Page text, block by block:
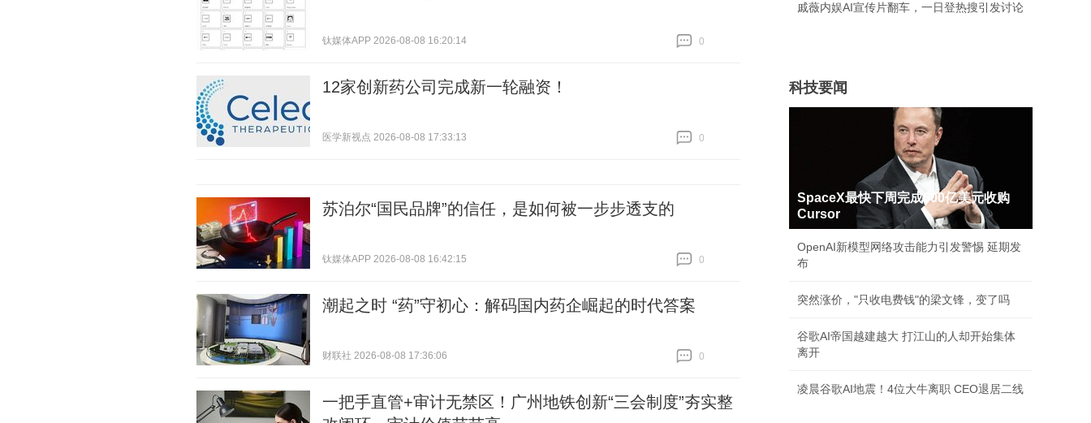
钛媒体APP 2026-08-08 16:20:14
0
12家创新药公司完成新一轮融资！
医学新视点 2026-08-08 17:33:13
0
苏泊尔“国民品牌”的信任，是如何被一步步透支的
钛媒体APP 2026-08-08 16:42:15
0
潮起之时 “药”守初心：解码国内药企崛起的时代答案
财联社 2026-08-08 17:36:06
0
一把手直管+审计无禁区！广州地铁创新“三会制度”夯实整
戚薇内娱AI宣传片翻车，一日登热搜引发讨论
科技要闻
SpaceX最快下周完成600亿美元收购
Cursor
OpenAI新模型网络攻击能力引发警惕 延期发
布
突然涨价，"只收电费钱"的梁文锋，变了吗
谷歌AI帝国越建越大 打江山的人却开始集体
离开
凌晨谷歌AI地震！4位大牛离职 CEO退居二线